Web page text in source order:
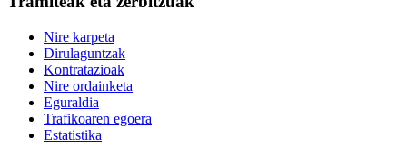
Nire karpeta
Dirulaguntzak
Kontratazioak
Nire ordainketa
Eguraldia
Trafikoaren egoera
Estatistika